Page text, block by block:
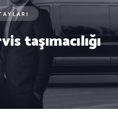
taşımacılığı